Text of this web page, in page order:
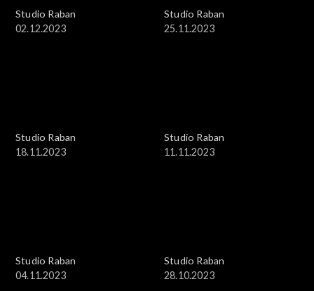
Studio Raban
02.12.2023
Studio Raban
25.11.2023
Studio Raban
18.11.2023
Studio Raban
11.11.2023
Studio Raban
04.11.2023
Studio Raban
28.10.2023